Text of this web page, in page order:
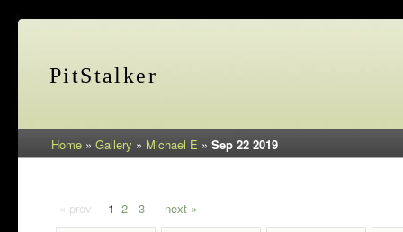
PitStalker
Home » Gallery » Michael E » Sep 22 2019
« prev 1 2 3 next »